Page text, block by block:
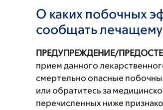
О каких побочных
сообщать лечащему
ПРЕДУПРЕЖДЕНИЕ/
прием данного
смертельно опасные
или обратитесь за
перечисленных ниже